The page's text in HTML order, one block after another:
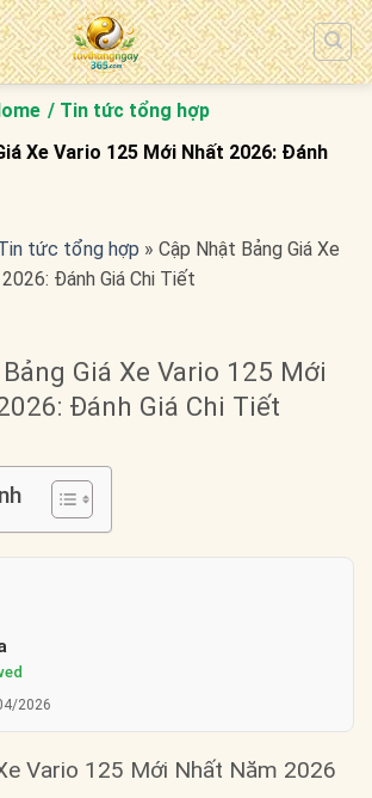
Tin tức tổng hợp
Xe Vario 125 Mới Nhất 2026: Đánh
tức tổng hợp » Cập Nhật Bảng Giá Xe
Đánh Giá Chi Tiết
Giá Xe Vario 125 Mới
Đánh Giá Chi Tiết
2026
Vario 125 Mới Nhất Năm 2026